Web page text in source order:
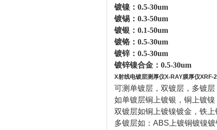
镀镍：0.5-30um
镀锡：0.3-50um
镀银：0.1-50um
镀铬：0.5-30um
镀锌：0.5-30um
镀锌镍合金：0.5-30um
X射线电镀层测厚仪X-RAY膜厚仪XRF-
可测单镀层，双镀层，多镀
如单镀层铜上镀银，铜上镀
双镀层如铜上镀镍镀金，铁
多镀层如：ABS上镀铜镀镍